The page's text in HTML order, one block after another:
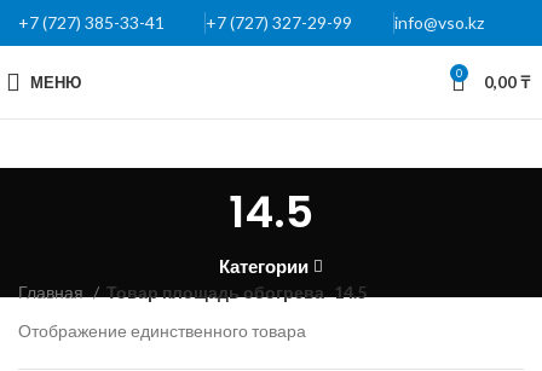
+7 (727) 385-33-41 +7 (727) 327-29-99 info@vso.kz
МЕНЮ 0 0,00₸
14.5
Категории
Главная Товар площадь обогрева
14.5
Отображение единственного товара